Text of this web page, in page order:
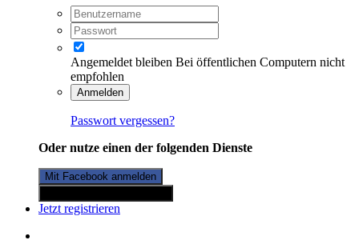
Angemeldet bleiben Bei öffentlichen Computern nicht
empfohlen
Anmelden
Passwort vergessen?
Oder nutze einen der folgenden Dienste
Mit Facebook anmelden
Jetzt registrieren